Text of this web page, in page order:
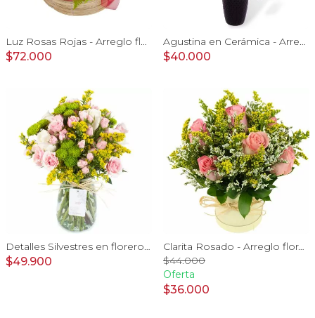
Luz Rosas Rojas - Arreglo floral en canasto circular con gerberas blancas, rosas rojas y astromelias blancas
$72.000
Agustina en Cerámica - Arreglo 10 rosas blanco y astromelias
$40.000
Detalles Silvestres en florero - rosas, mini rosas, maule
$49.900
Clarita Rosado - Arreglo floral en sombrerero con rosas Rosado, limonium y vara de oro
$44.000
Oferta
$36.000